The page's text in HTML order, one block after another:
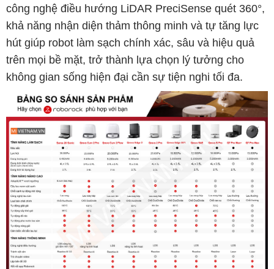
công nghệ điều hướng LiDAR PreciSense quét 360°,
khả năng nhận diện thảm thông minh và tự tăng lực
hút giúp robot làm sạch chính xác, sâu và hiệu quả
trên mọi bề mặt, trở thành lựa chọn lý tưởng cho
không gian sống hiện đại cần sự tiện nghi tối đa.